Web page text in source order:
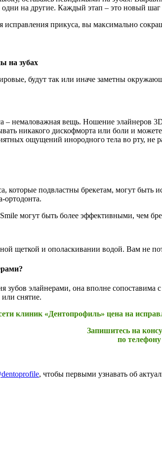
на другие. Каждый этап – это новый
прикуса, вы максимально
на зубах
будут так или иначе заметны
– немаловажная вещь. Ношение
никакого дискофморта или боли и
ощущений инородного тела во рту, не
которые подвластны брекетам, могут
ортодонта.
могут быть более эффективными, чем
щеткой и ополаскивании водой. Вам не
элайнерами, она вполне
снятие.
клиник «Дентопрофиль» цена на
Запишитесь на
по
, чтобы первыми узнавать об